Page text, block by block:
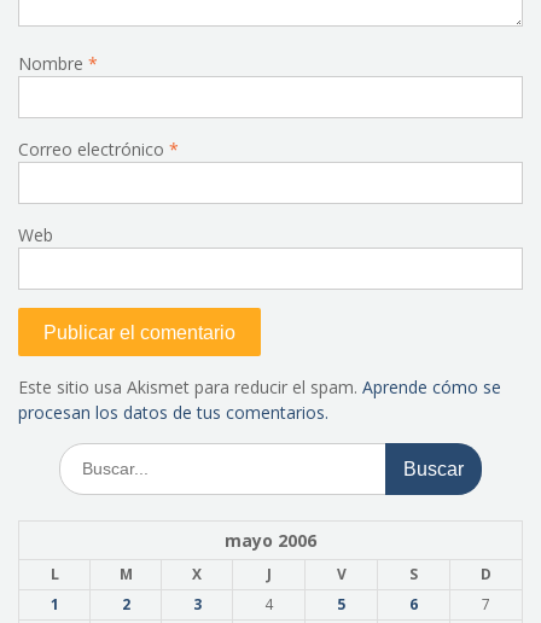
Nombre *
Correo electrónico *
Web
Este sitio usa Akismet para reducir el spam. Aprende cómo se
procesan los datos de tus comentarios.
Buscar:
mayo 2006
L M X J V S
D
1
2 3 4 5 6
7